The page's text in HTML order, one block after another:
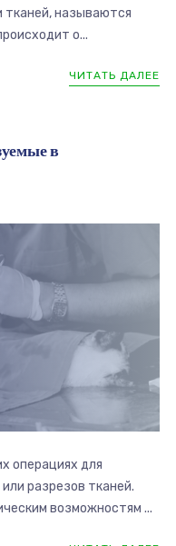
тканей, называются
о...
ЧИТАТЬ ДАЛЕЕ
в
операциях для
разрезов тканей.
возможностям ...